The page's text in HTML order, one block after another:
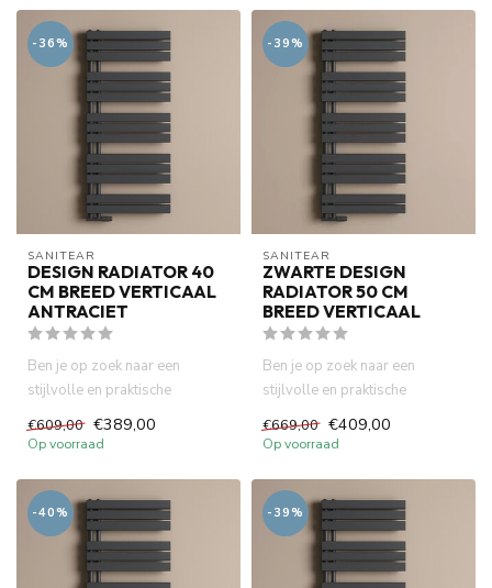
-36%
SANITEAR
DESIGN RADIATOR 40
CM BREED VERTICAAL
ANTRACIET
Ben je op zoek naar een
stijlvolle en praktische
oplossing om je badkamer te
ver...
€609,00 €389,00
Op voorraad
-39%
SANITEAR
ZWARTE DESIGN
RADIATOR 50 CM
BREED VERTICAAL
Ben je op zoek naar een
stijlvolle en praktische
oplossing om je badkamer te
ver...
€669,00 €409,00
Op voorraad
-40% -39%